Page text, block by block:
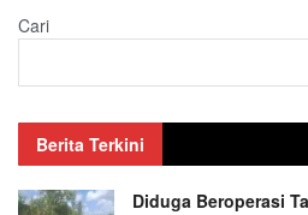
Cari
Berita Terkini
Diduga Beroperasi